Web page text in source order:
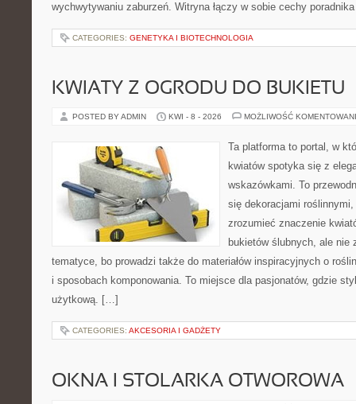
wychwytywaniu zaburzeń. Witryna łączy w sobie cechy
CATEGORIES: GENETYKA I BIOTECHNOLOGIA
KWIATY Z OGRODU DO BUKIETU
POSTED BY ADMIN KWI - 8 - 2026 MOŻLIWOŚĆ
Ta platforma to portal, w
kwiatów spotyka się z
wskazówkami. To
się dekoracjami
zrozumieć znaczenie
bukietów ślubnych, ale nie
tematyce, bo prowadzi także do materiałów inspiracyjnych o
i sposobach komponowania. To miejsce dla pasjonatów, gdzie
użytkową. […]
CATEGORIES: AKCESORIA I GADŻETY
OKNA I STOLARKA OTWOROWA